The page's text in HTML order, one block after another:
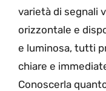
varietà di segnali
orizzontale e
e luminosa, tutti
chiare e
Conoscerla